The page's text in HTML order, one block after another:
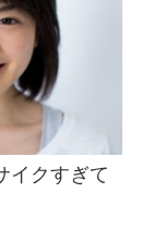
イクすぎて